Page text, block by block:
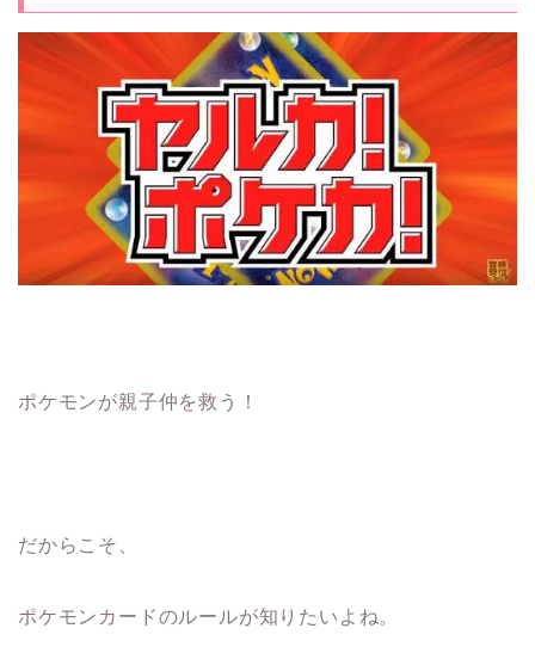
ポケモンが親子仲を救う！
だからこそ、
ポケモンカードのルールが知りたいよね。